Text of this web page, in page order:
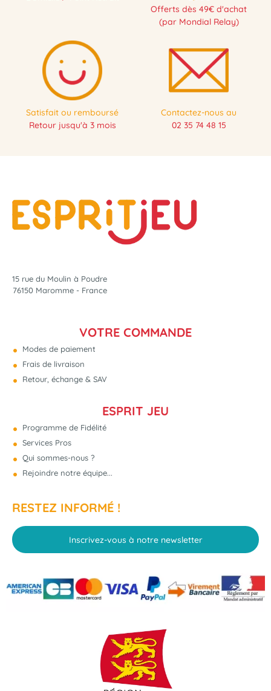
Offerts dès 49€ d'achat
(par Mondial Relay)
Satisfait ou remboursé
Retour jusqu'à 3 mois
Contactez-nous au
02 35 74 48 15
15 rue du Moulin à Poudre
76150 Maromme - France
VOTRE COMMANDE
Modes de paiement
Frais de livraison
Retour, échange & SAV
ESPRIT JEU
Programme de Fidélité
Services Pros
Qui sommes-nous ?
Rejoindre notre équipe...
RESTEZ INFORMÉ !
Inscrivez-vous à notre newsletter